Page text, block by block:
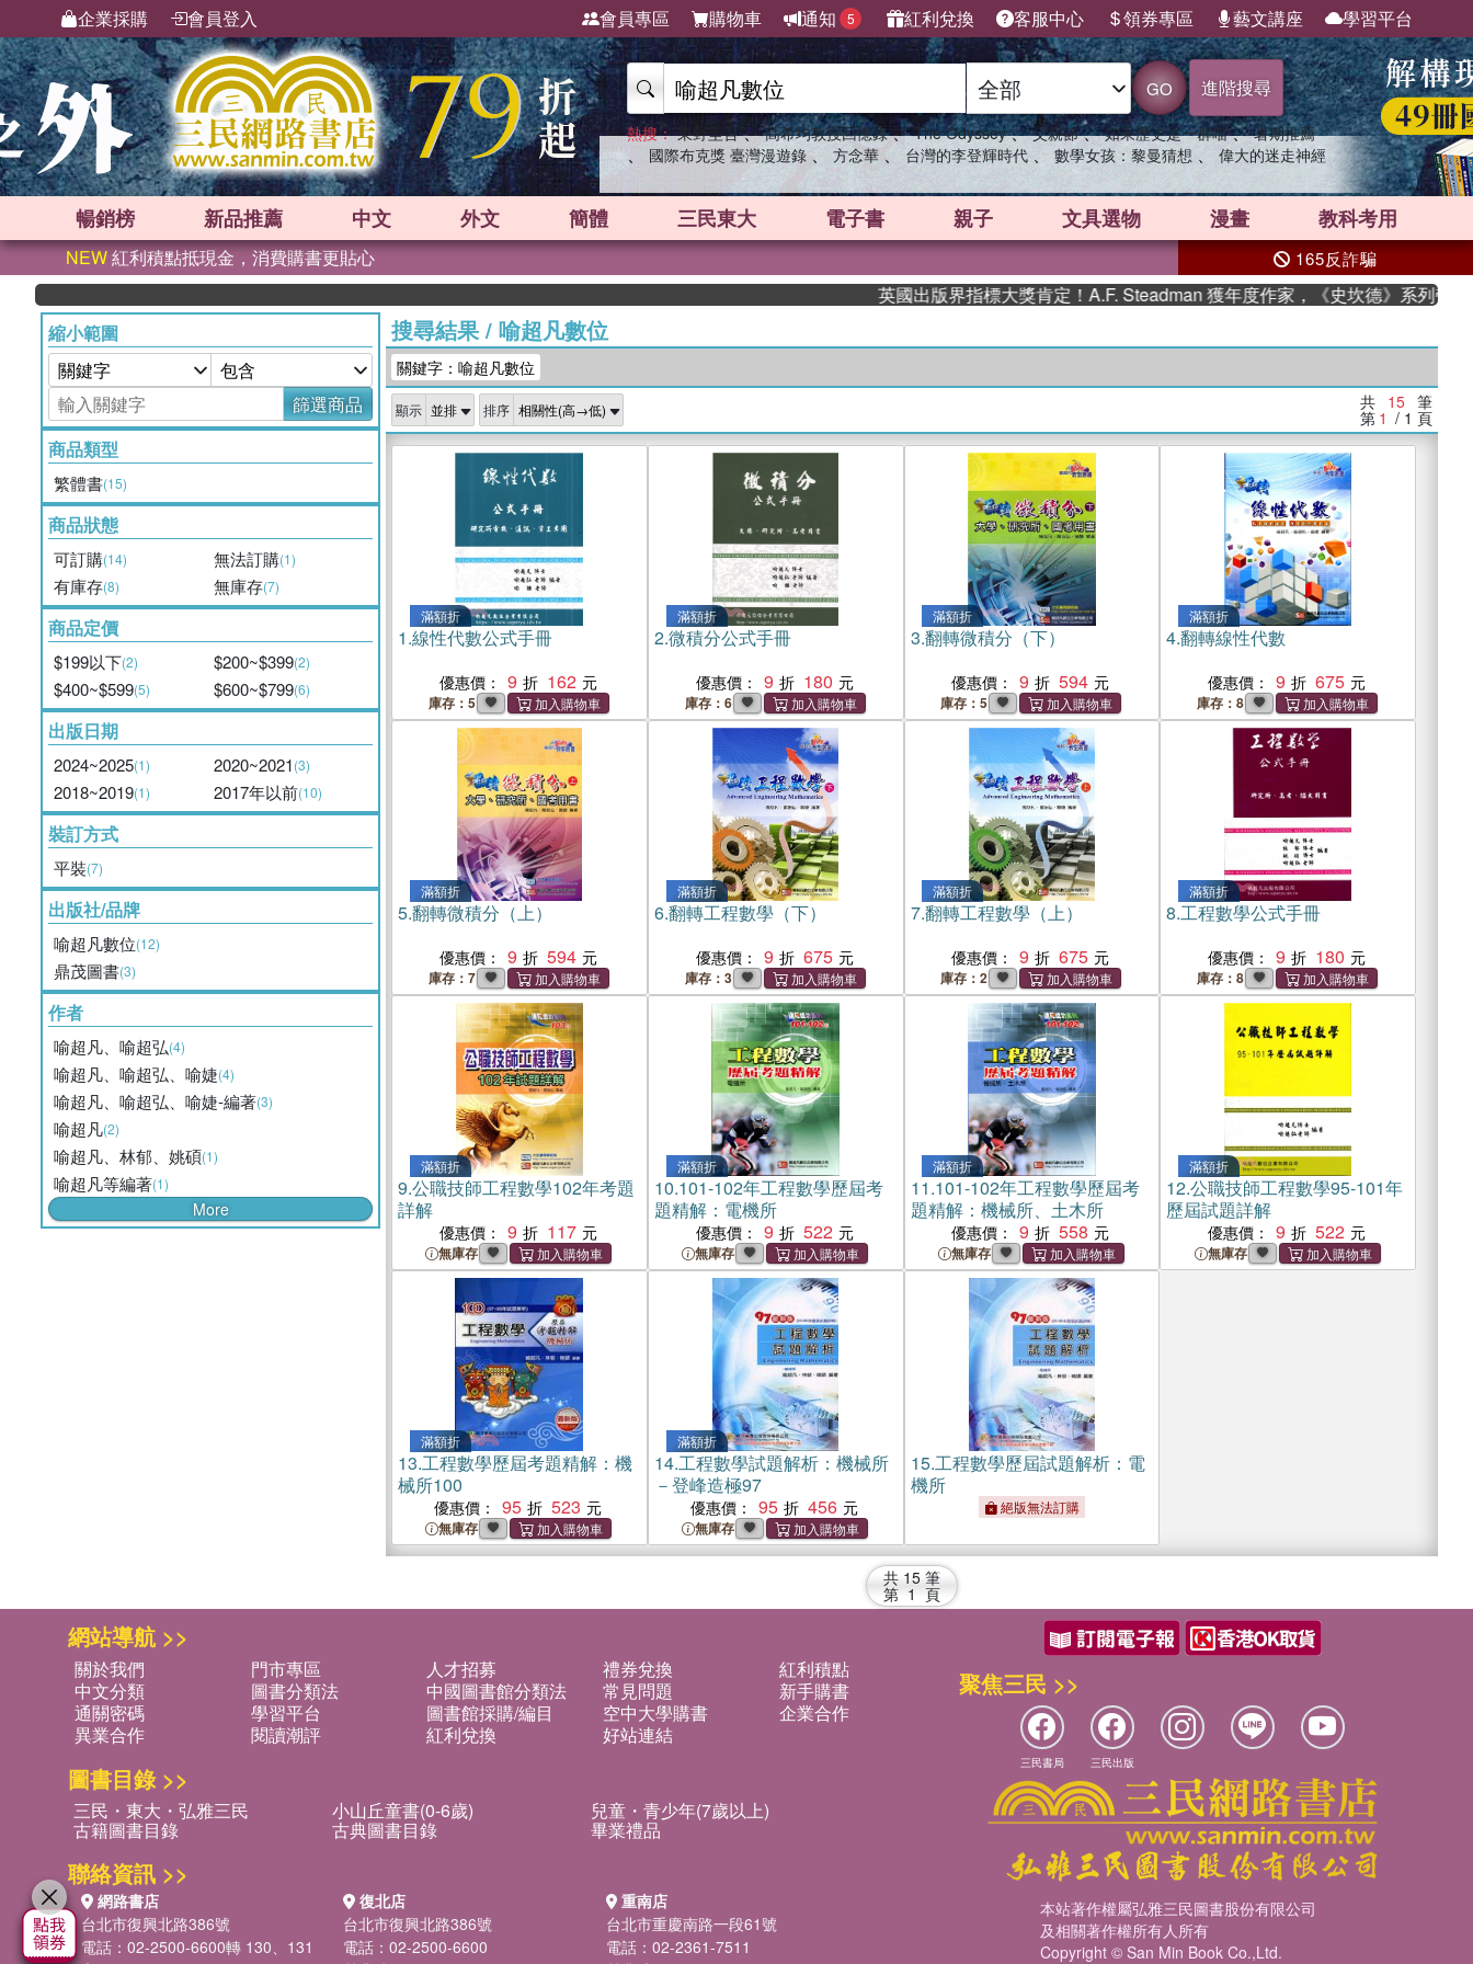
企業採購 會員登入 會員專區 購物車 通知 5 紅利兌換 客服中心 領券專區 藝文講座 學習平台
GO 進階搜尋
熱搜： 東野圭吾 、 高希均教授回憶錄 、 The Odyssey 、 父親節 、 如果歷史是一群喵 、 暑期推薦
、 國際布克獎 臺灣漫遊錄 、 方念華 、 台灣的李登輝時代 、 數學女孩：黎曼猜想 、 偉大的迷走神經
暢銷榜 新品推薦 中文 外文 簡體 三民東大 電子書 親子 文具選物 漫畫 教科考用
NEW紅利積點抵現金，消費購書更貼心 165反詐騙
英國出版界指標大獎肯定！A.F. Steadman 獲年度作家，《史坎德》系列帶你踏上
縮小範圍
篩選商品
商品類型
繁體書(15)
商品狀態
可訂購(14) 無法訂購(1)
有庫存(8) 無庫存(7)
商品定價
$199以下(2) $200~$399(2)
$400~$599(5) $600~$799(6)
出版日期
2024~2025(1) 2020~2021(3)
2018~2019(1) 2017年以前(10)
裝訂方式
平裝(7)
出版社/品牌
喻超凡數位(12)
鼎茂圖書(3)
作者
喻超凡、喻超弘(4)
喻超凡、喻超弘、喻婕(4)
喻超凡、喻超弘、喻婕-編著(3)
喻超凡(2)
喻超凡、林郁、姚碩(1)
喻超凡等編著(1)
More
搜尋結果/ 喻超凡數位
關鍵字：喻超凡數位
顯示 排序 共 15 筆
第 1 / 1 頁
滿額折
1.線性代數公式手冊
優惠價： 9 162
庫存：5
滿額折
2.微積分公式手冊
優惠價： 9 180
庫存：6
滿額折
3.翻轉微積分（下）
優惠價： 9 594
庫存：5
滿額折
4.翻轉線性代數
優惠價： 9 675
庫存：8
滿額折
5.翻轉微積分（上）
優惠價： 9 594
庫存：7
滿額折
6.翻轉工程數學（下）
優惠價： 9 675
庫存：3
滿額折
7.翻轉工程數學（上）
優惠價： 9 675
庫存：2
滿額折
8.工程數學公式手冊
優惠價： 9 180
庫存：8
滿額折
9.公職技師工程數學102年考題
詳解
優惠價： 9 117
無庫存
滿額折
10.101-102年工程數學歷屆考
題精解：電機所
優惠價： 9 522
無庫存
滿額折
11.101-102年工程數學歷屆考
題精解：機械所、土木所
優惠價： 9 558
無庫存
滿額折
12.公職技師工程數學95-101年
歷屆試題詳解
優惠價： 9 522
無庫存
滿額折
13.工程數學歷屆考題精解：機
械所100
優惠價： 95 523
無庫存
滿額折
14.工程數學試題解析：機械所
－登峰造極97
優惠價： 95 456
無庫存
15.工程數學歷屆試題解析：電
機所
絕版無法訂購
共 15 筆
第 1 頁
網站導航 >>
關於我們 門市專區 人才招募 禮券兌換
紅利積點
中文分類
圖書分類法 中國圖書館分類法 常見問題
新手購書
通關密碼
學習平台 圖書館採購/編目 空中大學購書
企業合作
異業合作
閱讀潮評 紅利兌換 好站連結
圖書目錄 >>
三民・東大・弘雅三民 小山丘童書(0-6歲) 兒童・青少年(7歲以上)
古籍圖書目錄 古典圖書目錄 畢業禮品
聯絡資訊 >>
網路書店
台北市復興北路386號
電話：02-2500-6600轉 130、131
復北店
台北市復興北路386號
電話：02-2500-6600
重南店
台北市重慶南路一段61號
電話：02-2361-7511
聚焦三民 >>
三民書局 三民出版
本站著作權屬弘雅三民圖書股份有限公司
及相關著作權所有人所有
Copyright © San Min Book Co.,Ltd.